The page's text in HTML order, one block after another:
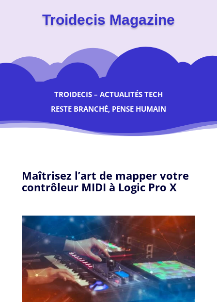
Troidecis Magazine
TROIDECIS – ACTUALITÉS TECH
RESTE BRANCHÉ, PENSE HUMAIN
Maîtrisez l’art de mapper votre
contrôleur MIDI à Logic Pro X